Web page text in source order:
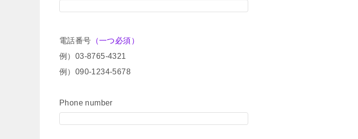
電話番号 （一つ必須）
例）03-8765-4321
例）090-1234-5678
Phone number